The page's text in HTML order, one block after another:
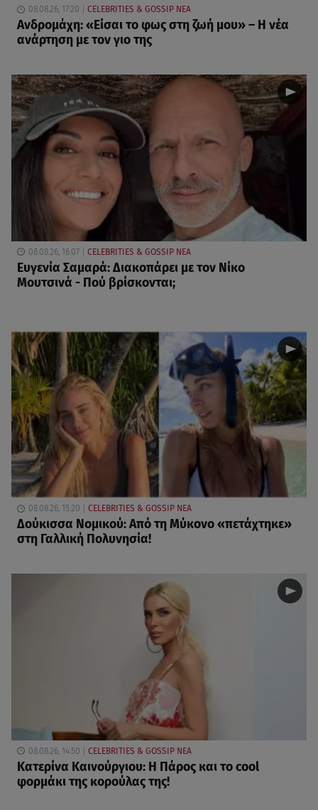
08.08.26, 17:20 CELEBRITIES & GOSSIP ΝΕΑ
Ανδρομάχη: «Είσαι το φως στη ζωή μου» – Η νέα
ανάρτηση με τον γιο της
08.08.26, 16:07 CELEBRITIES & GOSSIP ΝΕΑ
Ευγενία Σαμαρά: Διακοπάρει με τον Νίκο
Μουτσινά - Πού βρίσκονται;
08.08.26, 15:20 CELEBRITIES & GOSSIP ΝΕΑ
Δούκισσα Νομικού: Από τη Μύκονο «πετάχτηκε»
στη Γαλλική Πολυνησία!
08.08.26, 14:50 CELEBRITIES & GOSSIP ΝΕΑ
Κατερίνα Καινούργιου: Η Πάρος και το cool
φορμάκι της κορούλας της!